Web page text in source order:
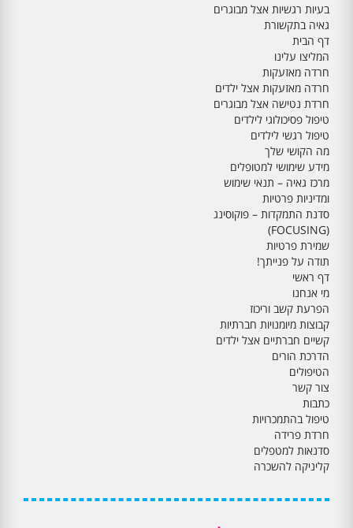
בעיות רגשיות אצל מבוגרים
גאיה בתקשורת
דף הבית
המליצו עלינו
חרדה מאזעקות
חרדה מאזעקות אצל ילדים
חרדת נטישה אצל מבוגרים
טיפול פסיכולוגי לילדים
טיפול רגשי לילדים
מה הקושי שלך
מידע שימושי למטופלים
מרכז גאיה – תנאי שימוש
ומדיניות פרטיות
סדנת התמקדות – פוקוסינג
(FOCUSING)
שמירת פרטיות
תודה על פנייתך!
דף ראשי
מי אנחנו
הפרעת קשב וריכוז
קבוצות מיומנויות חברתיות
קשיים חברתיים אצל ילדים
הדרכת הורים
הטיפולים
צור קשר
כתבות
טיפול בהתמכרויות
חרדת פרידה
סדנאות למטפלים
קליניקה להשכרה